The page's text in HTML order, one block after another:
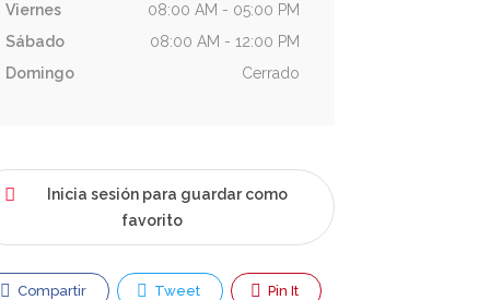
Viernes
08:00 AM - 05:00 PM
Sábado
08:00 AM - 12:00 PM
Domingo
Cerrado
Inicia sesión para guardar como
favorito
Compartir Tweet Pin It